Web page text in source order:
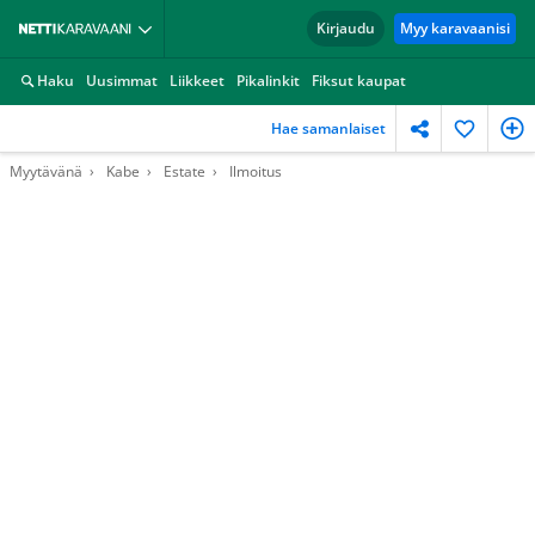
Kirjaudu Myy karavaanisi
Haku Uusimmat Liikkeet Pikalinkit Fiksut kaupat
Hae samanlaiset
Myytävänä Kabe Estate Ilmoitus